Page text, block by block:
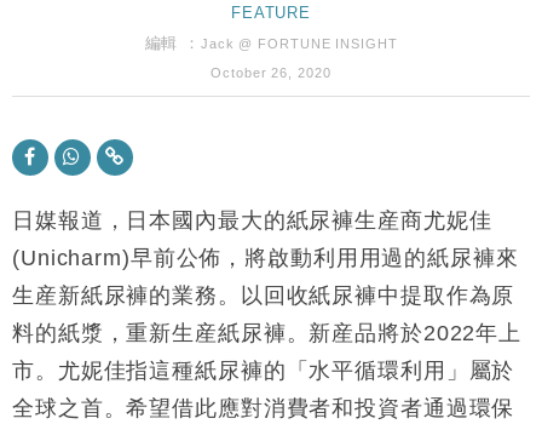
財經｜SA售股自救後再出手 斥4億美元押注未上市公
財經｜華僑銀行上半年淨利創新高 中期息增15%至
47仙
17:33
及消費表現
損失近6900萬元
16:05
財經｜日經失守6.5萬點後回穩 全周仍升近2%
粦接任
15:11
財經｜韓股反覆波動收跌 連挫7周創逾3年最長跌勢
FEATURE
編輯 ：Jack @ FORTUNE INSIGHT
October 26, 2020
日媒報道，日本國內最大的紙尿褲生産商尤妮佳
(Unicharm)早前公佈，將啟動利用用過的紙尿褲來
生産新紙尿褲的業務。以回收紙尿褲中提取作為原
料的紙漿，重新生産紙尿褲。新産品將於2022年上
市。尤妮佳指這種紙尿褲的「水平循環利用」屬於
全球之首。希望借此應對消費者和投資者通過環保